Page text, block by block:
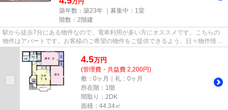
万円
築年数：築23年 ｜募集中： 1室
階数：2階建
駅から徒歩7分にある物件なので、電車利用が多い方にオススメです。こちらの
物件はアパートです。お客様のご希望の物件をご提供できるよう、日々物件情報
を収集しております。物件をお...
4.5万円
(管理費・共益費 2,200円)
敷：0ヶ月｜礼：0ヶ月
所在階：1階
間取り：2DK
面積：44.34㎡